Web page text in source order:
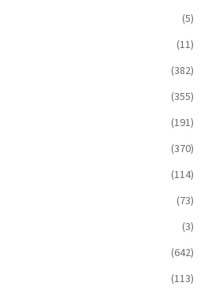
(5)
(11)
(382)
(355)
(191)
(370)
(114)
(73)
(3)
(642)
(113)